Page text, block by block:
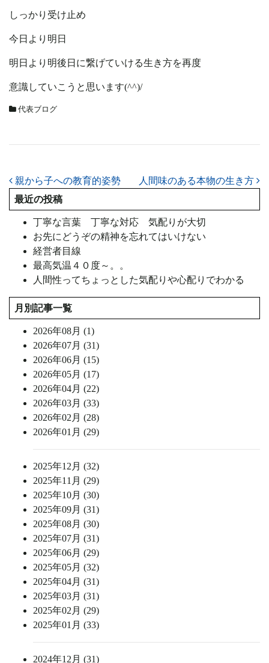
しっかり受け止め
今日より明日
明日より明後日に繋げていける生き方を再度
意識していこうと思います(^^)/
代表ブログ
投稿ナビゲーション
親から子への教育的姿勢
人間味のある本物の生き方
最近の投稿
丁寧な言葉 丁寧な対応 気配りが大切
お先にどうぞの精神を忘れてはいけない
経営者目線
最高気温４０度～。。
人間性ってちょっとした気配りや心配りでわかる
月別記事一覧
2026年08月 (1)
2026年07月 (31)
2026年06月 (15)
2026年05月 (17)
2026年04月 (22)
2026年03月 (33)
2026年02月 (28)
2026年01月 (29)
2025年12月 (32)
2025年11月 (29)
2025年10月 (30)
2025年09月 (31)
2025年08月 (30)
2025年07月 (31)
2025年06月 (29)
2025年05月 (32)
2025年04月 (31)
2025年03月 (31)
2025年02月 (29)
2025年01月 (33)
2024年12月 (31)